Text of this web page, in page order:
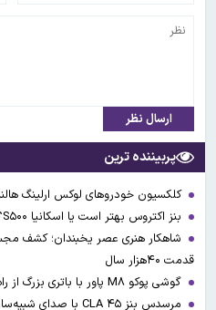
ارسال نظر
پربیننده ترین
کلکسیون خودروهای لوکس ارلینگ
بنز اکتروس بهتر است یا اسکانیا S۵۰۰؟ / عکس
شاهکار هنری عصر یخبندان؛ کشف
قدمت ۴۰هزار سال
گوشی پوکو M۸ پاور با باتری بزرگ از راه رسید
مرسدس بنز CLA ۴۵ با صدای شبیه‌سازی شده برگشت